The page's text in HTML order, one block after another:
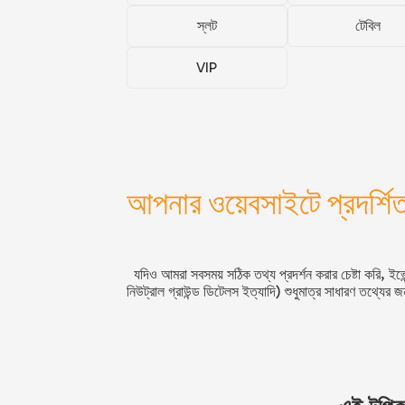
স্লট টেবিল
VIP
আপনার ওয়েবসাইটে
যদিও আমরা সবসময় সঠিক তথ্য প্রদর্শন করার চেষ্টা করি,
নিউট্রাল গ্রাউন্ড ডিটেলস ইত্যাদি) শুধুমাত্র সাধারণ তথ্যের